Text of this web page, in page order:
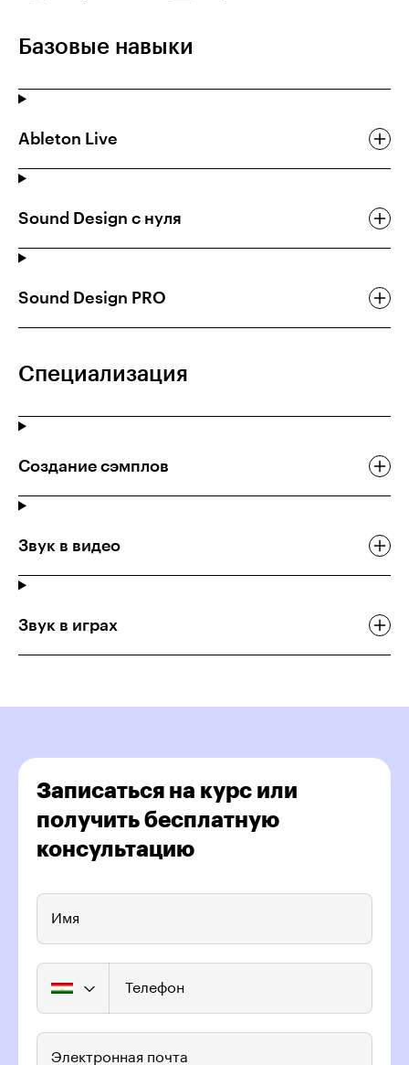
Базовые навыки
Ableton Live
Sound Design c нуля
Sound Design PRO
Специализация
Создание сэмплов
Звук в видео
Звук в играх
Записаться на курс или
получить бесплатную
консультацию
Имя
Телефон
Электронная почта